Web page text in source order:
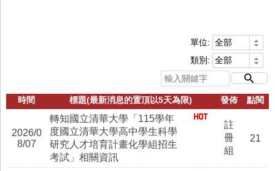
單位:
類別:
時間 標題(最新消息的置頂以5天為限) 發佈 點閱
2026/0
8/07
轉知國立清華大學「115學年
度國立清華大學高中學生科學
研究人才培育計畫化學組招生
考試」相關資訊
註
冊
組
21